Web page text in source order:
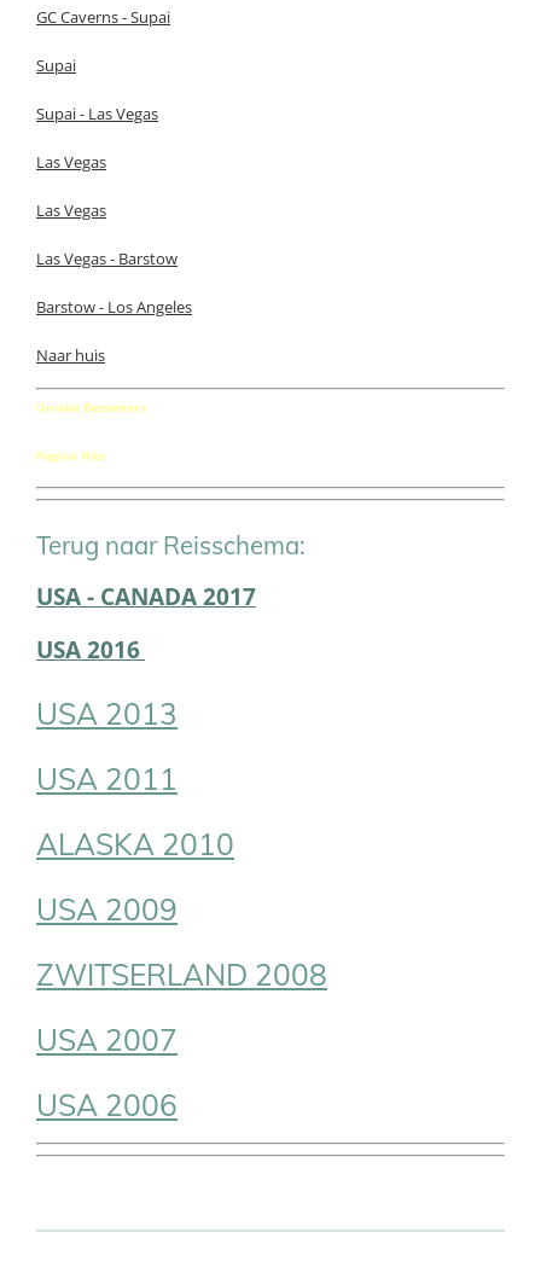
GC Caverns - Supai
Supai
Supai - Las Vegas
Las Vegas
Las Vegas
Las Vegas - Barstow
Barstow - Los Angeles
Naar huis
Unieke Bezoekers
Pagina Hits
Terug naar Reisschema:
USA - CANADA 2017
USA 2016
USA 2013
USA 2011
ALASKA 2010
USA 2009
ZWITSERLAND 2008
USA 2007
USA 2006